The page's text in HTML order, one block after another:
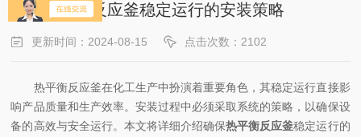
确保热平衡反应釜稳定运行的安装策略
更新时间：2024-08-15 点击次数：2102
热平衡反应釜在化工生产中扮演着重要角色，其稳定运行直接影
响产品质量和生产效率。安装过程中必须采取系统的策略，以确保设
备的高效与安全运行。本文将详细介绍确保热平衡反应釜稳定运行的